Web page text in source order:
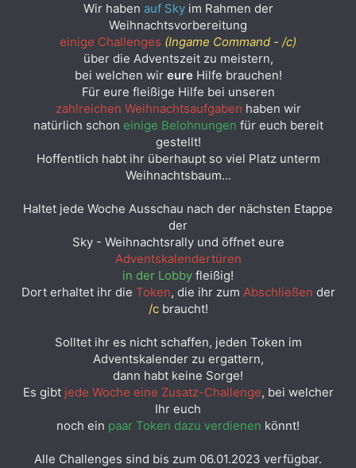
Wir haben auf Skyim Rahmen der
Weihnachtsvorbereitung
einige Challenges (Ingame Command - /c)
über die Adventszeit zu meistern,
bei welchen wir eureHilfe brauchen!
Für eure fleißige Hilfe bei unseren
zahlreichen Weihnachtsaufgaben haben wir
natürlich schon einige Belohnungen für euch bereit
gestellt!
Hoffentlich habt ihr überhaupt so viel Platz unterm
Weihnachtsbaum...
Haltet jede Woche Ausschau nach der nächsten Etappe
der
Sky - Weihnachtsrally und öffnet eure
Adventskalendertüren
in der Lobby fleißig!
Dort erhaltet ihr die Token, die ihr zum Abschließen der
/cbraucht!
Solltet ihr es nicht schaffen, jeden Token im
Adventskalender zu ergattern,
dann habt keine Sorge!
Es gibt jede Woche eine Zusatz-Challenge, bei welcher
Ihr euch
noch ein paar Token dazu verdienen könnt!
Alle Challenges sind bis zum 06.01.2023 verfügbar.